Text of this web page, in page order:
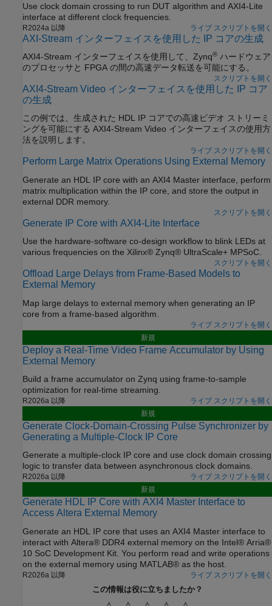
Use clock domain crossing to run DUT algorithm and AXI4-Lite
interface at different clock frequencies.
R2024a 以降 ライブ スクリプトを開く
AXI-Stream インターフェイスを使用した IP コアの生成
AXI4-Stream インターフェイスを使用して、Zynq® ハードウェア
のプロセッサと FPGA の間の高速データ転送を可能にする。
スクリプトを開く
AXI4-Stream Video インターフェイスを使用した IP コア
の生成
この例では、生成された HDL IP コアでの高速ビデオ ストリーミ
ングを可能にする AXI4-Stream Video インターフェイスの使用方
法を説明します。
ライブ スクリプトを開く
Perform Large Matrix Operations Using External Memory
Generate an HDL IP core with an AXI4 Master interface, perform
matrix multiplication within the IP core, and store the output in
external DDR memory.
スクリプトを開く
Generate IP Core with AXI4-Lite Interface
Use the hardware-software co-design workflow to blink LEDs at
various frequencies on the Xilinx® Zynq® UltraScale+ MPSoC.
スクリプトを開く
Offload Large Delays from Frame-Based Models to
External Memory
Map large delays to external memory when generating an IP
core from a frame-based algorithm.
ライブ スクリプトを開く
新規
Deploy a Real-Time Video Frame Accumulator by Using
External Memory
Build a frame accumulator on Zynq using frame‑to‑sample
optimization for real‑time streaming.
R2026a 以降
ライブ スクリプトを開く
新規
Generate Clock-Domain-Crossing Pulse Synchronizer by
Generating a Multiple-Clock IP Core
Generate a multiple-clock IP core and use clock domain crossing
logic to transfer data between asynchronous clock domains.
R2026a 以降
ライブ スクリプトを開く
新規
Generate HDL IP Core with AXI4 Master Interface to
Access Altera External Memory
Generate an HDL IP core that uses an AXI4 Master interface to
interact with Altera® DDR4 external memory on the Intel® Arria®
10 SoC Development Kit. You perform read and write operations
on the external memory using MATLAB® as the host.
R2026a 以降 ライブ スクリプトを開く
この情報は役に立ちましたか？